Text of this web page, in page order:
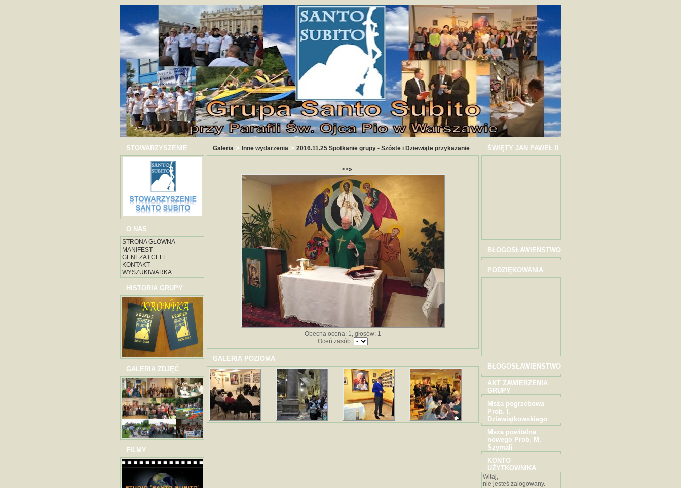
STOWARZYSZENIE
O NAS
STRONA GŁÓWNA
MANIFEST
GENEZA I CELE
KONTAKT
WYSZUKIWARKA
HISTORIA GRUPY
GALERIA ZDJĘĆ
FILMY
Galeria > Inne wydarzenia > 2016.11.25 Spotkanie grupy - Szóste i Dziewiąte przykazanie
>>»
Obecna ocena: 1, głosów: 1
Oceń zasób:
GALERIA POZIOMA
ŚWIĘTY JAN PAWEŁ II
BŁOGOSŁAWIEŃSTWO
PODZIĘKOWANIA
BŁOGOSŁAWIEŃSTWO
AKT ZAWIERZENIA
GRUPY
Msza pogrzebowa
Prob. I.
Dziewiątkowskiego
Msza powitalna
nowego Prob. M.
Szymali
KONTO
UŻYTKOWNIKA
Witaj,
nie jesteś zalogowany.